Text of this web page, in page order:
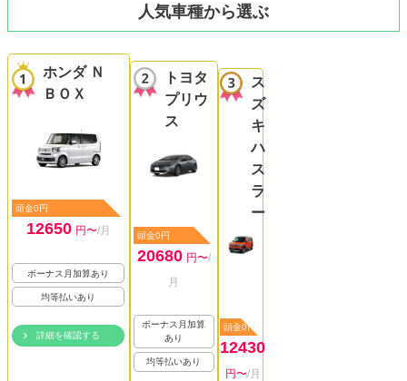
人気車種から選ぶ
ホンダ Ｎ
ＢＯＸ
頭金0円
12650 円〜/月
ボーナス月加算あり
均等払いあり
詳細を確認する
トヨタ
プリウ
ス
頭金0円
20680 円〜/
月
ボーナス月加算
あり
均等払いあり
ス
ズ
キ
ハ
ス
ラ
ー
頭金0円
12430
円〜/月